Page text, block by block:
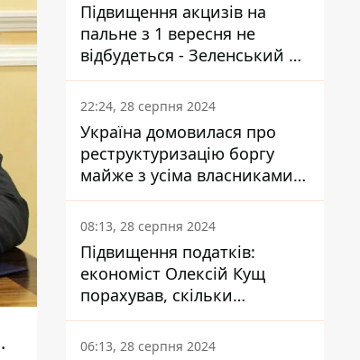
Підвищення акцизів на
пальне з 1 вересня не
відбудеться - Зеленський не
підписав закон
22:24, 28 серпня 2024
Україна домовилася про
реструктуризацію боргу
майже з усіма власниками
єврооблігацій: що це
означає для країни
08:13, 28 серпня 2024
Підвищення податків:
економіст Олексій Кущ
порахував, скільки
заплатить кожен українець
06:13, 28 серпня 2024